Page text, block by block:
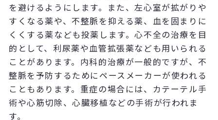
を避けるようにします。また、左心室が拡がりや
すくなる薬や、不整脈を抑える薬、血を固まりに
くくする薬なども投薬します。心不全の治療を目
的として、利尿薬や血管拡張薬なども用いられる
ことがあります。内科的治療が一般的ですが、不
整脈を予防するためにペースメーカーが使われる
こともあります。重症の場合には、カテーテル手
術や心筋切除、心臓移植などの手術が行われま
す。